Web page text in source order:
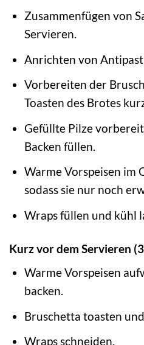
Zusammenfügen von
Servieren.
Anrichten von
Vorbereiten der
Toasten des Brotes
Gefüllte Pilze
Backen füllen.
Warme Vorspeisen im
sodass sie nur noch
Wraps füllen und kühl
Kurz vor dem Servieren
Warme Vorspeisen
backen.
Bruschetta toasten
Wraps schneiden.